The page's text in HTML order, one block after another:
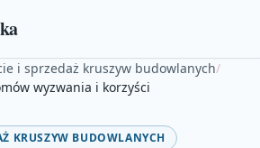
i sprzedaż kruszyw budowlanych/
wyzwania i korzyści
KRUSZYW BUDOWLANYCH